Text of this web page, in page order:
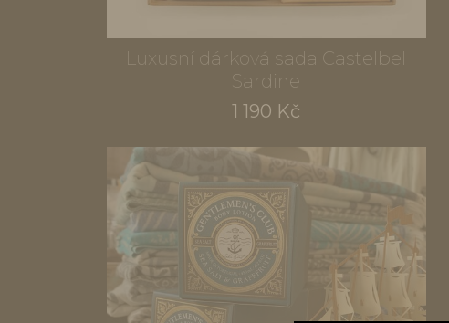
Luxusní dárková sada Castelbel
Sardine
1 190 Kč